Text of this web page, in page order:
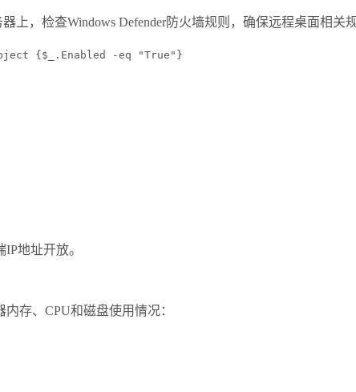
器上，检查Windows Defender防火墙规则，确保远程桌面相关
{$_.Enabled -eq "True"}
IP地址开放。
存、 CPU和磁盘使用情况：